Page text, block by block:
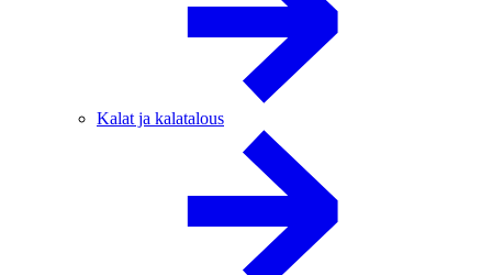
Kalat ja kalatalous